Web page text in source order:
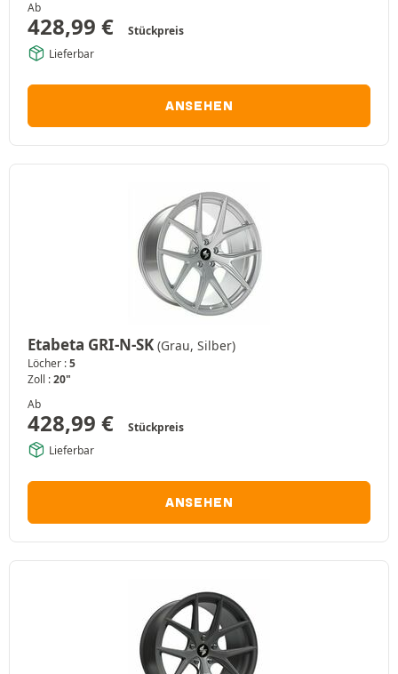
Ab
428,99 €
Stückpreis
Lieferbar
ANSEHEN
Etabeta GRI-N-SK (Grau, Silber)
Löcher :5
Zoll :20"
Ab
428,99 €
Stückpreis
Lieferbar
ANSEHEN